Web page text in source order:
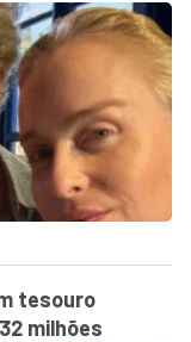
tesouro
milhões